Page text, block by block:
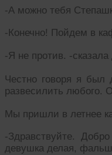
-А можно тебя
-Конечно! Пойдем в
-Я не против. -
Честно говоря я был
развесилить любого.
Мы пришли в летнее
-Здравствуйте.
девушка делая,